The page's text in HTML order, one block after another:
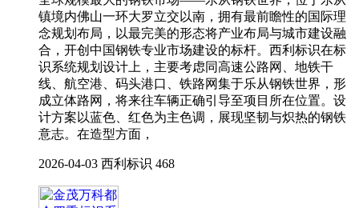
镇境内佛山一环大罗立交以南，拥有最前瞻性的国际理
念规划布局，以最完美的形态将产业布局与城市建设融
合，开创中国钢铁专业市场建设的标杆。西利标识在标
识系统规划设计上，主要考虑同高速公路网、地铁干
线、航空港、码头港口、铁路网集于乐从钢铁世界，形
成立体路网，将来往车辆正确引导至项目所在位置。设
计方案以蓝色、红色为主色调，展现坚韧与炽热的钢铁
意志。在造型方面，
2026-04-03 西利标识 468